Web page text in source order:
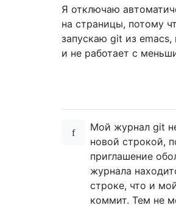
Я отключаю
на страницы, потому
запускаю git из
и не работает с
Мой журнал git
новой строкой,
приглашение
журнала
строке, что и
коммит. Тем не